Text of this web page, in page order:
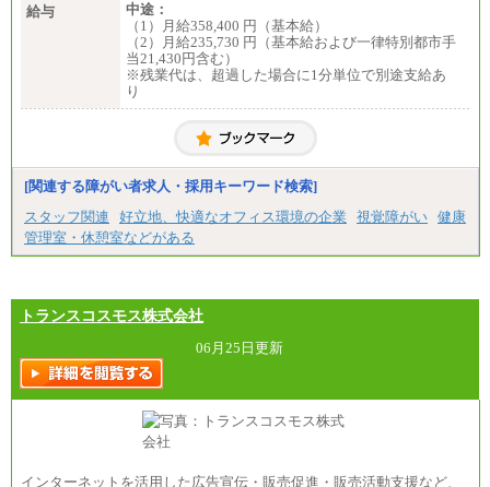
給与
中途：
（1）月給358,400 円（基本給）
（2）月給235,730 円（基本給および一律特別都市手
当21,430円含む）
※残業代は、超過した場合に1分単位で別途支給あ
り
[関連する障がい者求人・採用キーワード検索]
スタッフ関連
好立地、快適なオフィス環境の企業 視覚障がい 健康
管理室・休憩室などがある
トランスコスモス株式会社
06月25日更新
インターネットを活用した広告宣伝・販売促進・販売活動支援など、